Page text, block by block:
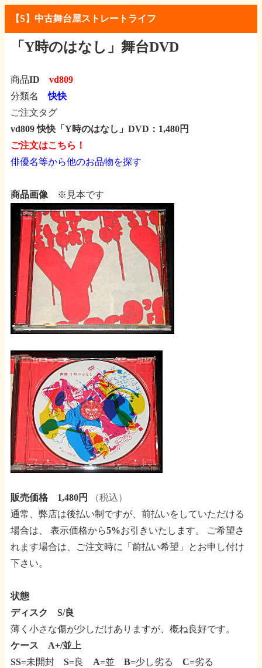
【S】中古舞台屋ストレートライフ
「Y時のはなし」舞台DVD
商品ID vd809
分類名快快
ご注文タグ
vd809 快快「Y時のはなし」DVD：1,480円
ご注文はこちら！
俳優名等から他のお品物を探す
商品画像 ※見本です
販売価格 1,480円
（税込）
通常、弊店は後払い制ですが、前払いをしていただける
場合は、
表示価格から5%お引きいたします。
ご希望さ
れます場合は、ご注文時に「前払い希望」とお申し付け
下さい。
状態
ディスク S/良
薄く小さな傷が少しだけありますが、概ね良好です。
ケース A+/並上
SS=未開封 S=良 A=並 B=少し劣る C=劣る